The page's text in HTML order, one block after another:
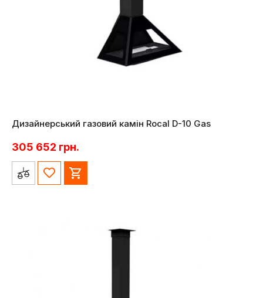
Дизайнерський газовий камін Rocal D-10 Gas
305 652 грн.